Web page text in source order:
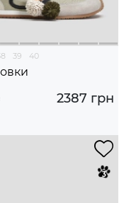
39 40
2387 грн